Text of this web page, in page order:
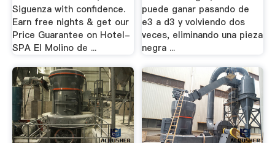
Siguenza with confidence.
Earn free nights & get our
Price Guarantee on Hotel-
SPA El Molino de ...
puede ganar pasando de
e3 a d3 y volviendo dos
veces, eliminando una pieza
negra ...